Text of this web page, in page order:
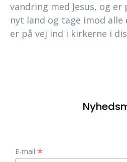
vandring med Jesus, og
nyt land og tage imod alle
er på vej ind i kirkerne i
E-mail *